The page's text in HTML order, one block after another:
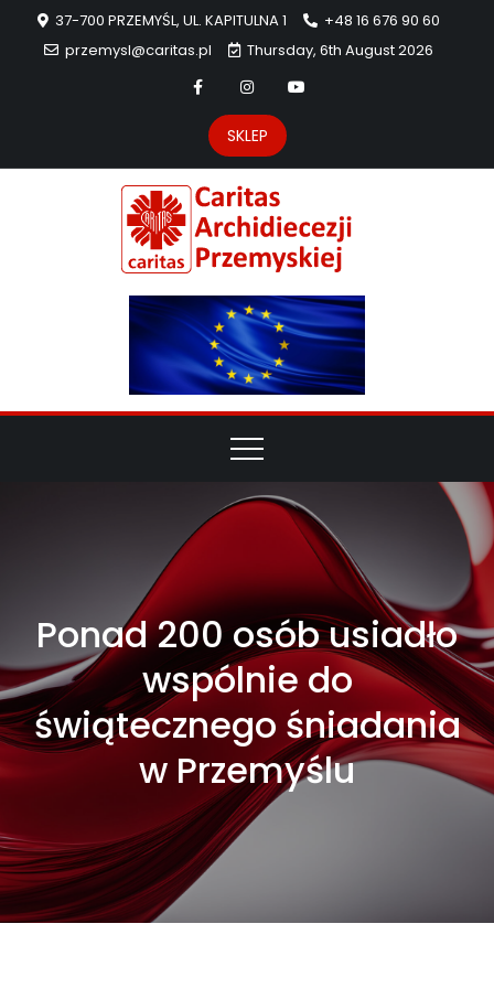
37-700 PRZEMYŚL, UL. KAPITULNA 1
+48 16 676 90 60
przemysl@caritas.pl
Thursday, 6th August 2026
SKLEP
Ponad 200 osób usiadło
wspólnie do
świątecznego śniadania
w Przemyślu